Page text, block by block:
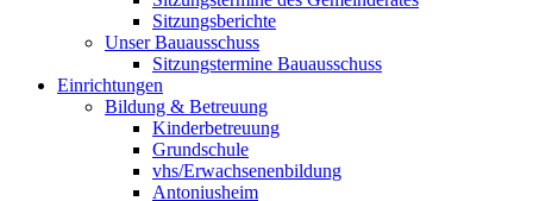
Sitzungsberichte
Unser Bauausschuss
Sitzungstermine Bauausschuss
Einrichtungen
Bildung & Betreuung
Kinderbetreuung
Grundschule
vhs/Erwachsenenbildung
Antoniusheim